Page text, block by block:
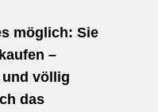
möglich: Sie
–
völlig
das